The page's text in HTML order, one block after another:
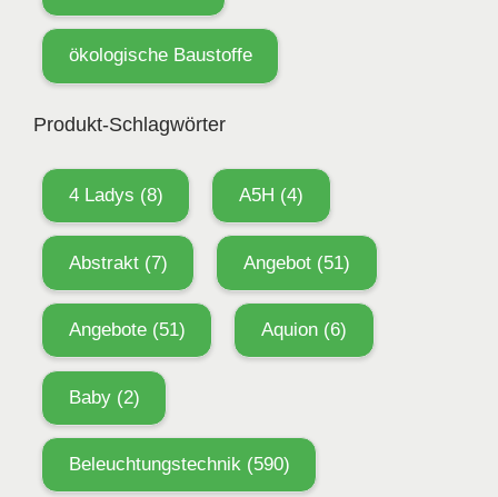
ökologische Baustoffe
Produkt-Schlagwörter
4 Ladys (8) A5H (4)
Abstrakt(7) Angebot(51)
Angebote(51) Aquion(6)
Baby(2)
Beleuchtungstechnik(590)